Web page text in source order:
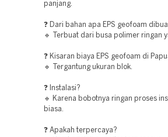
panjang.
❓ Dari bahan apa EPS geofoam
🔹 Terbuat dari busa polimer ringan
❓ Kisaran biaya EPS geofoam di
🔹 Tergantung ukuran blok.
❓ Instalasi?
🔹 Karena bobotnya ringan proses
biasa.
❓ Apakah terpercaya?